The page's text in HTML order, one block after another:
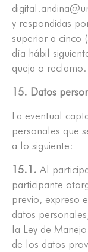
y respondidas
superior a cinco
día hábil
queja o reclamo.
15. Datos
La eventual
personales que
a lo siguiente:
15.1. Al
participante
previo, expreso
datos
la Ley de
de los datos